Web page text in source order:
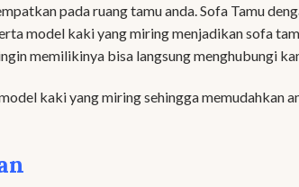
pada ruang tamu anda. Sofa Tamu
model kaki yang miring menjadikan sofa
memilikinya bisa langsung menghubungi
kaki yang miring sehingga memudahkan